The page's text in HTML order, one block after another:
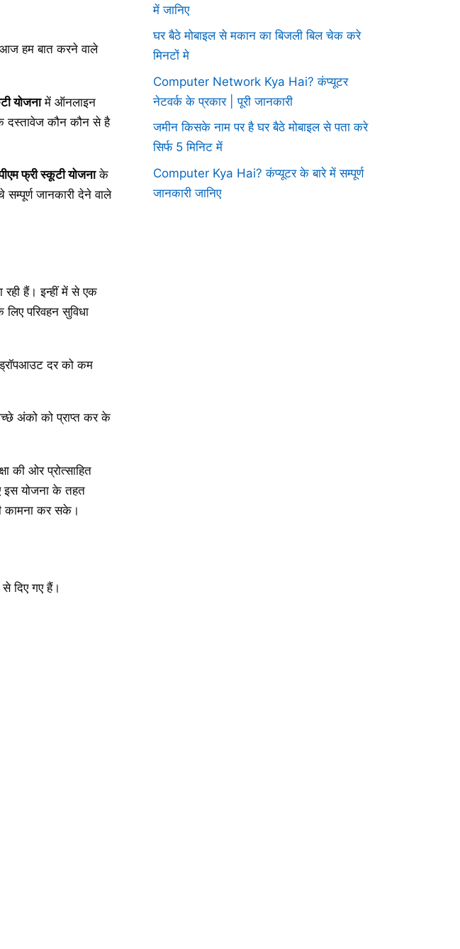
हम बात करने वाले
योजनामें ऑनलाइन
कौन कौन से है
फ्री स्कूटी योजनाके
जानकारी देने वाले
रही हैं। इन्हीं में से एक
परिवहन सुविधा
दर को कम
अंको को प्राप्त कर के
की ओर प्रोत्साहित
इस योजना के तहत
कामना कर सके।
दिए गए हैं।
में जानिए
घर बैठे मोबाइल से मकान का बिजली बिल चेक करे
मिनटों मे
Computer Network Kya Hai? कंप्यूटर
नेटवर्क के प्रकार | पूरी जानकारी
जमीन किसके नाम पर है घर बैठे मोबाइल से पता करे
सिर्फ 5 मिनिट में
Computer Kya Hai? कंप्यूटर के बारे में सम्पूर्ण
जानकारी जानिए